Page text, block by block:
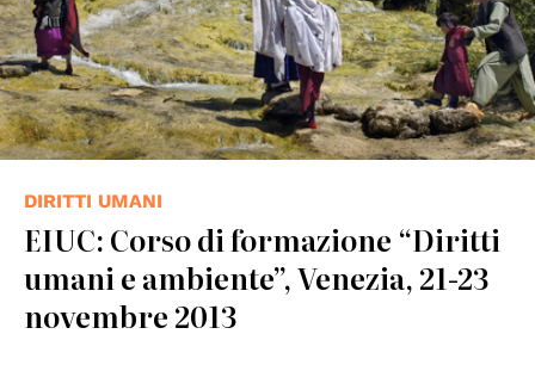
DIRITTI UMANI
EIUC: Corso di formazione “Diritti
umani e ambiente”, Venezia, 21-23
novembre 2013